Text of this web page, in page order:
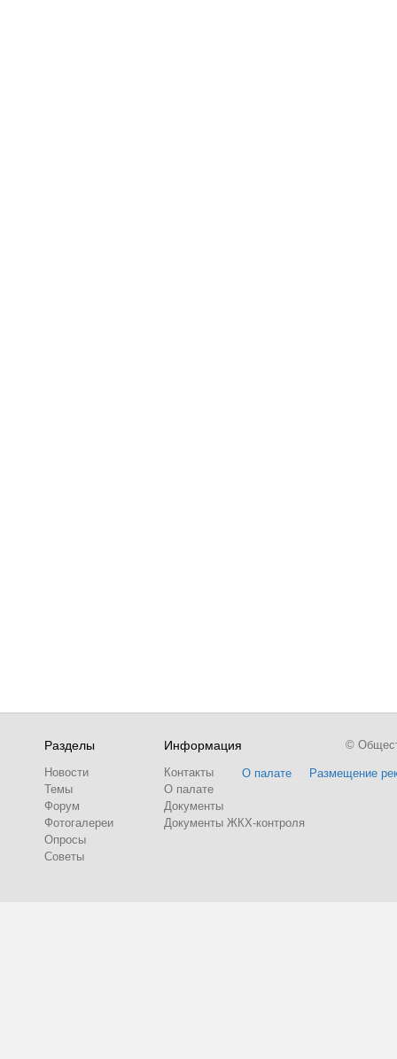
Разделы
Новости
Темы
Форум
Фотогалереи
Опросы
Советы
Информация
Контакты
О палате
Документы
Документы ЖКХ-контроля
О палате Размещение
©